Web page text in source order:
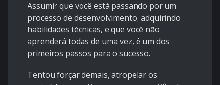
Assumir que você está passando por um
processo de desenvolvimento, adquirindo
habilidades técnicas, e que você não
aprenderá todas de uma vez, é um dos
primeiros passos para o sucesso.
Tentou forçar demais, atropelar os